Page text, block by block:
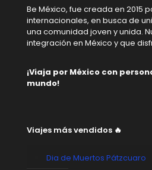
Be México, fue creada en 2015
internacionales, en busca de
una comunidad joven y unida.
integración en México y que
¡Viaja por México con
mundo!
Viajes más vendidos 🔥
Dia de Muertos Pátzcuaro